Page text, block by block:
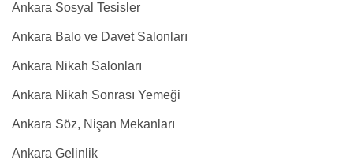
Ankara Sosyal Tesisler
Ankara Balo ve Davet Salonları
Ankara Nikah Salonları
Ankara Nikah Sonrası Yemeği
Ankara Söz, Nişan Mekanları
Ankara Gelinlik